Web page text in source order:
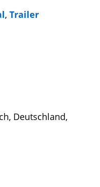
, Trailer
Deutschland,